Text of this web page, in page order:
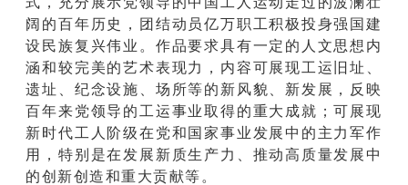
阔的百年历史，团结动员亿万职工积极投身强国建
设民族复兴伟业。作品要求具有一定的人文思想内
涵和较完美的艺术表现力，内容可展现工运旧址、
遗址、纪念设施、场所等的新风貌、新发展，反映
百年来党领导的工运事业取得的重大成就；可展现
新时代工人阶级在党和国家事业发展中的主力军作
用，特别是在发展新质生产力、推动高质量发展中
的创新创造和重大贡献等。